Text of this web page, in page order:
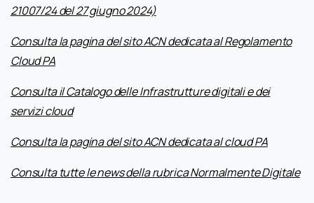
21007/24 del 27 giugno 2024)
Consulta la pagina del sito ACN dedicata al Regolamento
Cloud PA
Consulta il Catalogo delle Infrastrutture digitali e dei
servizi cloud
Consulta la pagina del sito ACN dedicata al cloud PA
Consulta tutte le news della rubrica Normalmente Digitale